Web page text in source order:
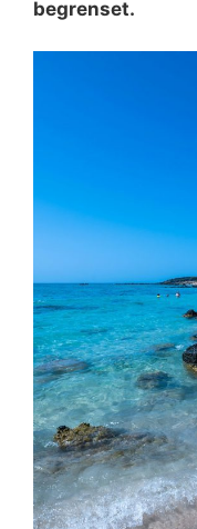
begrenset.